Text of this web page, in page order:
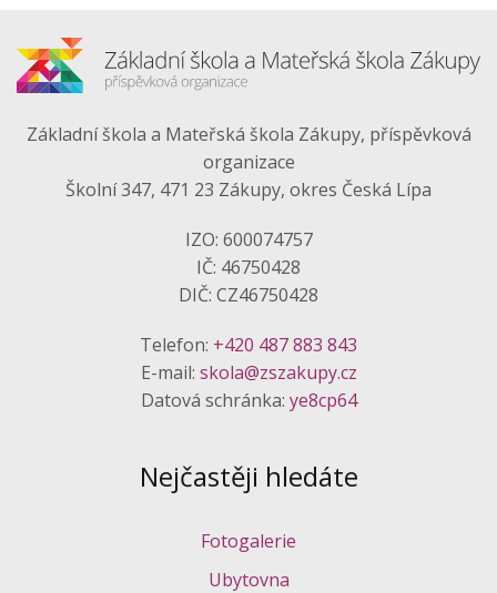
Základní škola a Mateřská škola Zákupy, příspěvková
organizace
Školní 347, 471 23 Zákupy, okres Česká Lípa
IZO: 600074757
IČ: 46750428
DIČ: CZ46750428
Telefon: +420 487 883 843
E-mail: skola@zszakupy.cz
Datová schránka: ye8cp64
Nejčastěji hledáte
Fotogalerie
Ubytovna